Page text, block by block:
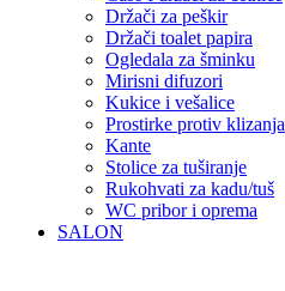
Držači za peškir
Držači toalet papira
Ogledala za šminku
Mirisni difuzori
Kukice i vešalice
Prostirke protiv klizanja
Kante
Stolice za tuširanje
Rukohvati za kadu/tuš
WC pribor i oprema
SALON